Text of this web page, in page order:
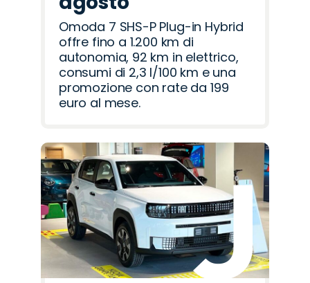
Omoda 7 SHS-P Plug-in Hybrid
offre fino a 1.200 km di
autonomia, 92 km in elettrico,
consumi di 2,3 l/100 km e una
promozione con rate da 199
euro al mese.